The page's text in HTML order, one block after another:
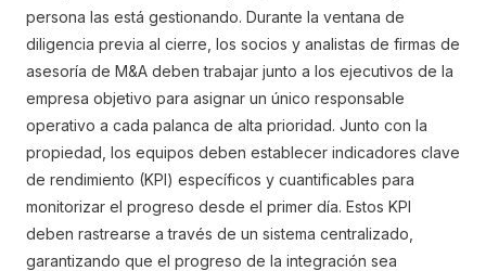
persona las está gestionando. Durante la ventana de
diligencia previa al cierre, los socios y analistas de firmas de
asesoría de M&A deben trabajar junto a los ejecutivos de la
empresa objetivo para asignar un único responsable
operativo a cada palanca de alta prioridad. Junto con la
propiedad, los equipos deben establecer indicadores clave
de rendimiento (KPI) específicos y cuantificables para
monitorizar el progreso desde el primer día. Estos KPI
deben rastrearse a través de un sistema centralizado,
garantizando que el progreso de la integración sea